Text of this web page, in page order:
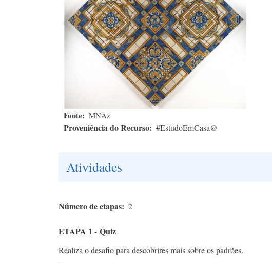
Fonte MNAz
Proveniência do Recurso #EstudoEmCasa@
Atividades
Número de etapas 2
ETAPA 1 - Quiz
Realiza o desafio para descobrires mais sobre os padrões.